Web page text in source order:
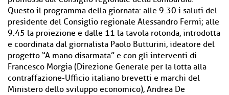
Questo il programma della giornata: alle 9.30 i saluti del
presidente del Consiglio regionale Alessandro Fermi; alle
9.45 la proiezione e dalle 11 la tavola rotonda, introdotta
e coordinata dal giornalista Paolo Butturini, ideatore del
progetto “A mano disarmata” e con gli interventi di
Francesco Morgia (Direzione Generale per la lotta alla
contraffazione-Ufficio italiano brevetti e marchi del
Ministero dello sviluppo economico), Andrea De